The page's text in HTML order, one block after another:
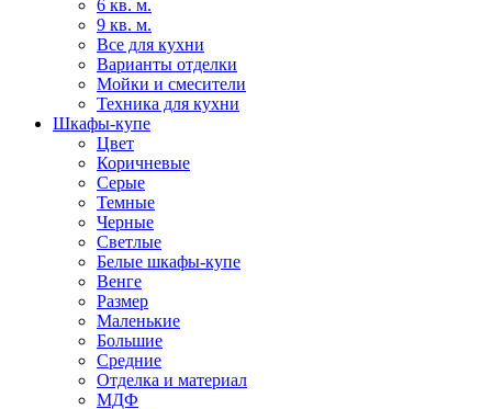
6 кв. м.
9 кв. м.
Все для кухни
Варианты отделки
Мойки и смесители
Техника для кухни
Шкафы-купе
Цвет
Коричневые
Серые
Темные
Черные
Светлые
Белые шкафы-купе
Венге
Размер
Маленькие
Большие
Средние
Отделка и материал
МДФ